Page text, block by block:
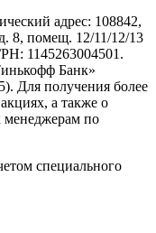
адрес: 108842,
8, помещ. 12/11/12/13
1145263004501.
Банк»
Для получения более
а также о
менеджерам по
специального